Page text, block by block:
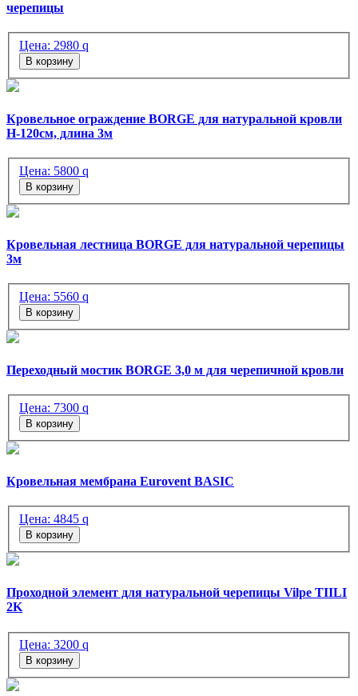
черепицы
Цена: 2980 q
В корзину
Кровельное ограждение BORGE для натуральной кровли
H-120см, длина 3м
Цена: 5800 q
В корзину
Кровельная лестница BORGE для натуральной черепицы
3м
Цена: 5560 q
В корзину
Переходный мостик BORGE 3,0 м для черепичной кровли
Цена: 7300 q
В корзину
Кровельная мембрана Eurovent BASIC
Цена: 4845 q
В корзину
Проходной элемент для натуральной черепицы Vilpe TIILI
2K
Цена: 3200 q
В корзину